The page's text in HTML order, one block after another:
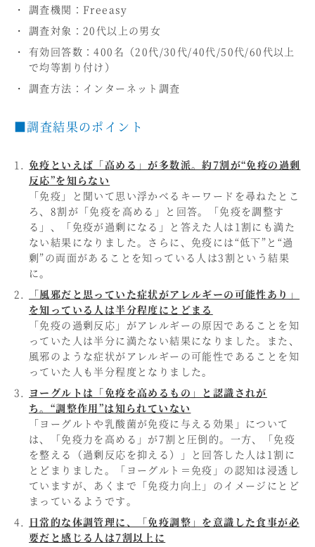
調査機関：Freeasy
調査対象：20代以上の男女
有効回答数：400名（20代/30代/40代/50代/60代以上
で均等割り付け）
調査方法：インターネット調査
■調査結果のポイント
免疫といえば「高める」が多数派。約7割が“免疫の過剰
反応”を知らない
「免疫」と聞いて思い浮かべるキーワードを尋ねたとこ
ろ、8割が「免疫を高める」と回答。「免疫を調整す
る」、「免疫が過剰になる」と答えた人は1割にも満た
ない結果になりました。さらに、免疫には“低下”と“過
剰”の両面があることを知っている人は3割という結果
に。
「風邪だと思っていた症状がアレルギーの可能性あり」
を知っている人は半分程度にとどまる
「免疫の過剰反応」がアレルギーの原因であることを知
っていた人は半分に満たない結果になりました。また、
風邪のような症状がアレルギーの可能性であることを知
っていた人も半分程度となりました。
ヨーグルトは「免疫を高めるもの」と認識されが
ち。“調整作用”は知られていない
「ヨーグルトや乳酸菌が免疫に与える効果」について
は、「免疫力を高める」が7割と圧倒的。一方、「免疫
を整える（過剰反応を抑える）」と回答した人は1割に
とどまりました。「ヨーグルト＝免疫」の認知は浸透し
ていますが、あくまで「免疫力向上」のイメージにとど
まっているようです。
日常的な体調管理に、「免疫調整」を意識した食事が必
要だと感じる人は7割以上に